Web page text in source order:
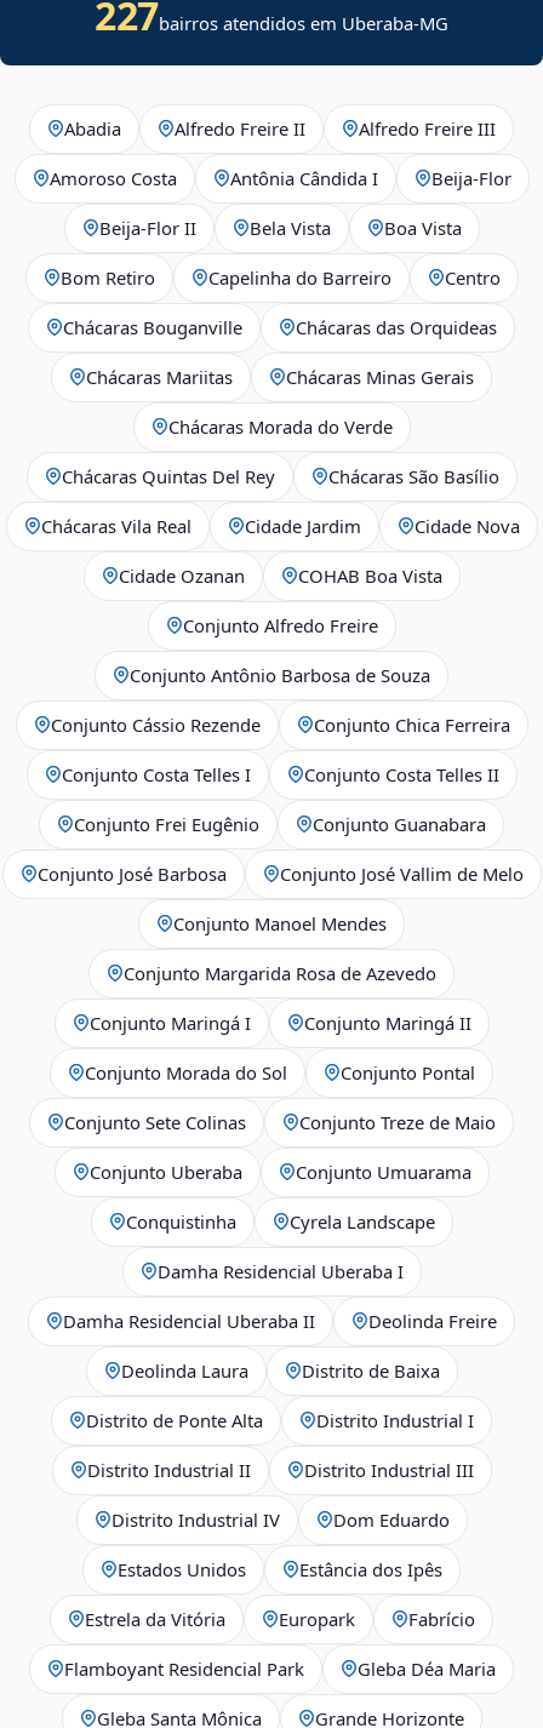
227bairros atendidos em Uberaba-MG
Abadia Alfredo Freire II Alfredo Freire III
Amoroso Costa Antônia Cândida I Beija‑Flor
Beija‑Flor II Bela Vista Boa Vista
Bom Retiro Capelinha do Barreiro Centro
Chácaras Bouganville Chácaras das Orquideas
Chácaras Mariitas Chácaras Minas Gerais
Chácaras Morada do Verde
Chácaras Quintas Del Rey Chácaras São Basílio
Chácaras Vila Real Cidade Jardim Cidade Nova
Cidade Ozanan COHAB Boa Vista
Conjunto Alfredo Freire
Conjunto Antônio Barbosa de Souza
Conjunto Cássio Rezende Conjunto Chica Ferreira
Conjunto Costa Telles I Conjunto Costa Telles II
Conjunto Frei Eugênio Conjunto Guanabara
Conjunto José Barbosa Conjunto José Vallim de Melo
Conjunto Manoel Mendes
Conjunto Margarida Rosa de Azevedo
Conjunto Maringá I Conjunto Maringá II
Conjunto Morada do Sol Conjunto Pontal
Conjunto Sete Colinas Conjunto Treze de Maio
Conjunto Uberaba Conjunto Umuarama
Conquistinha Cyrela Landscape
Damha Residencial Uberaba I
Damha Residencial Uberaba II Deolinda Freire
Deolinda Laura Distrito de Baixa
Distrito de Ponte Alta Distrito Industrial I
Distrito Industrial II Distrito Industrial III
Distrito Industrial IV Dom Eduardo
Estados Unidos Estância dos Ipês
Estrela da Vitória Europark Fabrício
Flamboyant Residencial Park Gleba Déa Maria
Gleba Santa Mônica Grande Horizonte